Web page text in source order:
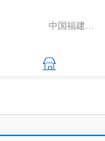
中国福建省厦门市